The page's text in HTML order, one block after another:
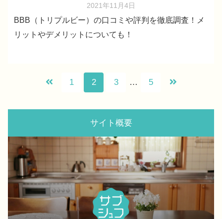
2021年11月4日
BBB（トリプルビー）の口コミや評判を徹底調査！メ
リットやデメリットについても！
1 2 3 … 5
サイト概要